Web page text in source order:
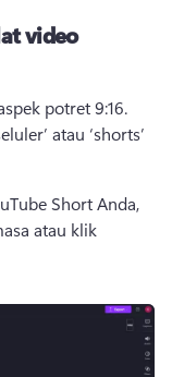
video
atau ‘shorts’
Short Anda,
atau klik